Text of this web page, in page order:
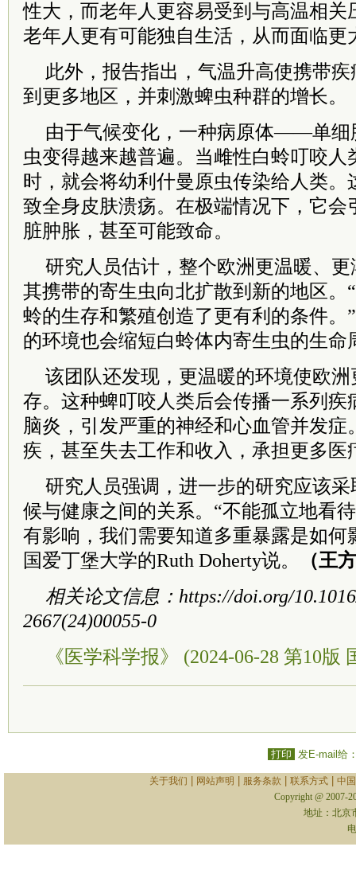
性大，而老年人更容易受到与高温相关
老年人更有可能独自生活，从而面临更
此外，报告指出，气温升高使携带
到更多地区，并刺激蜱虫种群的增长。
由于气候变化，一种病原体——单细
虫变得越来越普遍。当雌性白蛉叮咬人
时，就会将幼利什曼原虫传染给人类。
致全身皮肤溃疡。在极端情况下，它会
脏肿胀，甚至可能致命。
研究人员估计，整个欧洲更温暖、
其携带的寄生虫向北扩散到新的地区。
蛉的生存和繁殖创造了更有利的条件。
的环境也会缩短白蛉体内寄生虫的生命
该团队还发现，更温暖的环境使欧
存。这种蜱叮咬人类后会传播一系列疾
脑炎，引发严重的神经和心血管并发症
疾，甚至失去工作和收入，承担更多医
研究人员强调，进一步的研究应该
候与健康之间的关系。“不能孤立地看
有影响，我们需要知道多重暴露是如何
国爱丁堡大学的Ruth Doherty说。
（王
相关论文信息：https://doi.org/
2667(24)00055-0
《医学科学报》 (2024-06-28 第10版
打印 发E-mail给
关于我们 网站声明 服务条款 联系方式| 中
Copyright @ 2007-
地址：北京